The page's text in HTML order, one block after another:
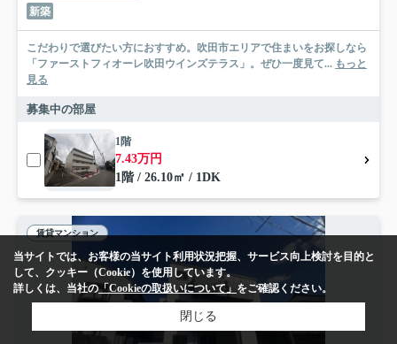
新築
こだわりで選びたい方におすすめ。吹田市エリアで住まいをお探しなら
「ファーストフィオーレ吹田ウインズテラス」。ぜひ一度見て... もっと
見る
募集中の部屋
1階
7.43万円
1階 / 26.10㎡ / 1DK
賃貸マンション
当サイトでは、お客様の当サイト利用状況把握、サービス向上検討を目的と
して、クッキー（Cookie）を使用しています。
詳しくは、当社の「Cookieの取扱いについて」 をご確認ください。
閉じる